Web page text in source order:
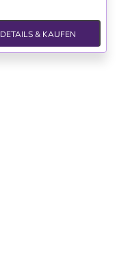
DETAILS & KAUFEN